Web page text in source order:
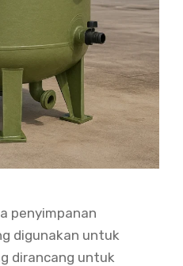
penyimpanan
digunakan untuk
dirancang untuk